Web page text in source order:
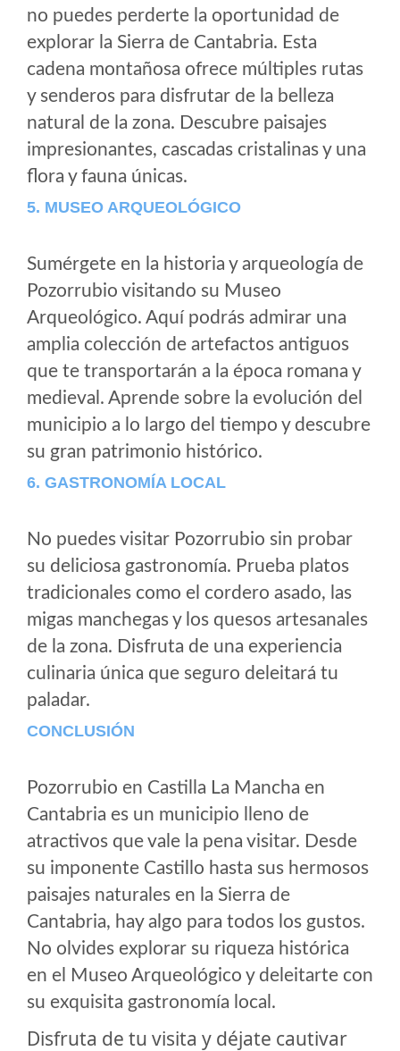
no puedes perderte la oportunidad de
explorar la Sierra de Cantabria. Esta
cadena montañosa ofrece múltiples rutas
y senderos para disfrutar de la belleza
natural de la zona. Descubre paisajes
impresionantes, cascadas cristalinas y una
flora y fauna únicas.
5. MUSEO ARQUEOLÓGICO
Sumérgete en la historia y arqueología de
Pozorrubio visitando su Museo
Arqueológico. Aquí podrás admirar una
amplia colección de artefactos antiguos
que te transportarán a la época romana y
medieval. Aprende sobre la evolución del
municipio a lo largo del tiempo y descubre
su gran patrimonio histórico.
6. GASTRONOMÍA LOCAL
No puedes visitar Pozorrubio sin probar
su deliciosa gastronomía. Prueba platos
tradicionales como el cordero asado, las
migas manchegas y los quesos artesanales
de la zona. Disfruta de una experiencia
culinaria única que seguro deleitará tu
paladar.
CONCLUSIÓN
Pozorrubio en Castilla La Mancha en
Cantabria es un municipio lleno de
atractivos que vale la pena visitar. Desde
su imponente Castillo hasta sus hermosos
paisajes naturales en la Sierra de
Cantabria, hay algo para todos los gustos.
No olvides explorar su riqueza histórica
en el Museo Arqueológico y deleitarte con
su exquisita gastronomía local.
Disfruta de tu visita y déjate cautivar